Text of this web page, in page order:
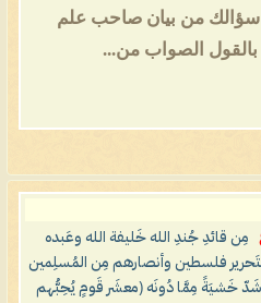
سؤالك من بيان صاحب علم
بالقول الصواب من...
مِن قائدِ جُندِ الله خَليفة الله وعَبده
فلسطين وأنصارهم مِن المُسلِمين
أشَدّ خَشيَةً مِمَّا دُونَه (معشَر قَومٍ يُحِبُّهم